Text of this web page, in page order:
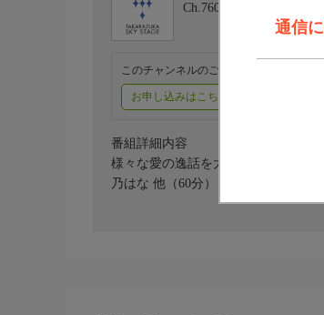
通信
Ch.760
このチャンネルのご視聴には、オプショ
お申し込みはこちら
番組詳細内容
様々な愛の逸話を大人の香りを漂わ
乃はな 他（60分）